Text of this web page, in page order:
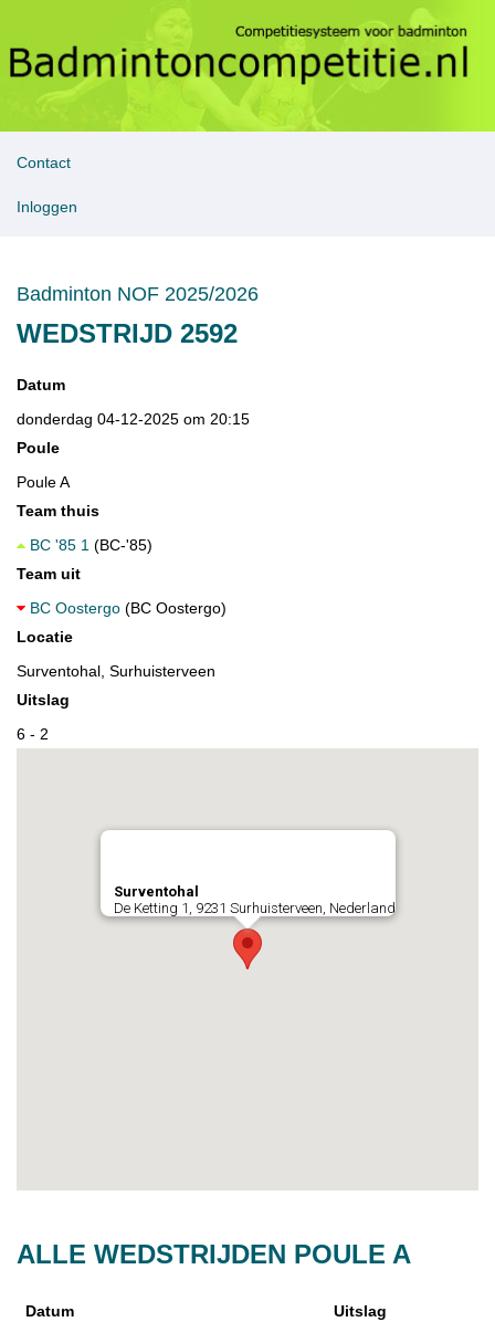
Contact
Inloggen
Badminton NOF 2025/2026
WEDSTRIJD 2592
Datum
donderdag 04-12-2025 om 20:15
Poule
Poule A
Team thuis
BC '85 1 (BC-'85)
Team uit
BC Oostergo (BC Oostergo)
Locatie
Surventohal, Surhuisterveen
Uitslag
6 - 2
Surventohal
De Ketting 1, 9231 Surhuisterveen, Nederland
ALLE WEDSTRIJDEN POULE A
Datum Uitslag